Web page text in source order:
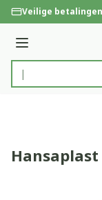
Ga naar de inhoud
Veilige betalingen
Menu
Product, merk,